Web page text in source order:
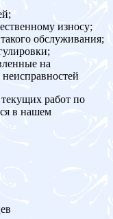
износу;
обслуживания;
на
работ по
в нашем